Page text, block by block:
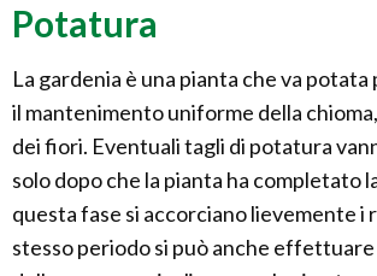
Potatura
La gardenia è una pianta che va
il mantenimento uniforme della
dei fiori. Eventuali tagli di potatura
solo dopo che la pianta ha completato
questa fase si accorciano lievemente i
stesso periodo si può anche effettuare